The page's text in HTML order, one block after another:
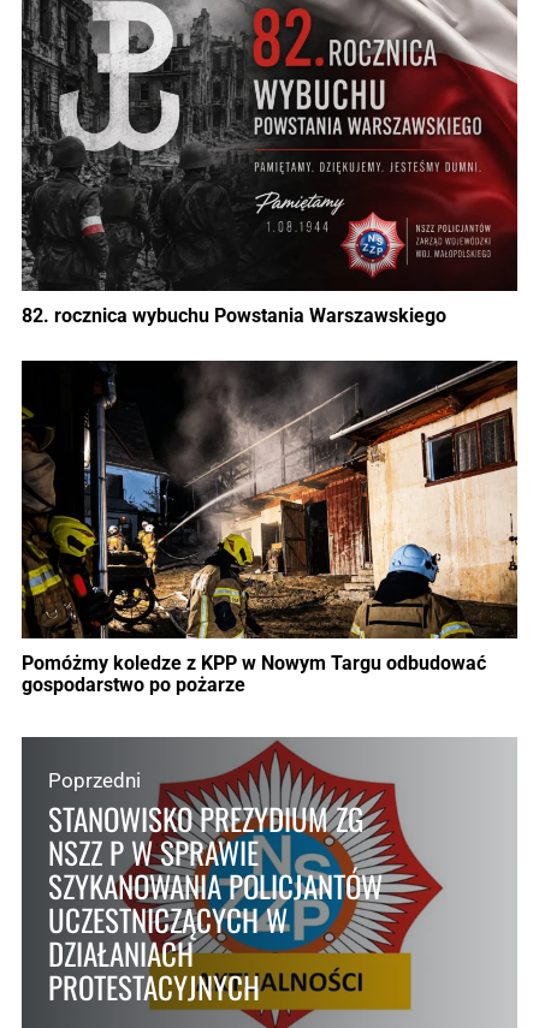
82. rocznica wybuchu Powstania Warszawskiego
Pomóżmy koledze z KPP w Nowym Targu odbudować
gospodarstwo po pożarze
Poprzedni
STANOWISKO PREZYDIUM ZG
NSZZ P W SPRAWIE
SZYKANOWANIA POLICJANTÓW
UCZESTNICZĄCYCH W
DZIAŁANIACH
PROTESTACYJNYCH